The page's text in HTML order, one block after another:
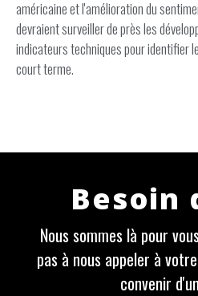
américaine et l'amélioration du
devraient surveiller de près les
indicateurs techniques pour identifier
court terme.
Besoin
Nous sommes là pour
pas à nous appeler à
convenir